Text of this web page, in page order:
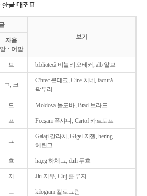
글 대조표
보기
자음
앞ㆍ어말
브 bibliotecǎ 비블리오테커, alb 알브
ㄱ, 크
Cîntec 큰테크, Cine 치네, facturǎ
팍투러
드 Moldova 몰도바, Brad 브라드
프 Focşani 폭샤니, Cartof 카르토프
그
Galaţi 갈라치, Gigel 지젤, hering
헤린그
흐 haţeg 하체그, duh 두흐
지 Jiu 지우, Cluj 클루지
ㅡ kilogram 킬로그람